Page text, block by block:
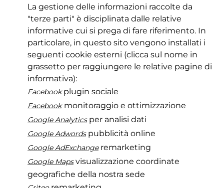
La gestione delle informazioni raccolte da
"terze parti" è disciplinata dalle relative
informative cui si prega di fare riferimento. In
particolare, in questo sito vengono installati i
seguenti cookie esterni (clicca sul nome in
grassetto per raggiungere le relative pagine di
informativa):
Facebookplugin sociale
Facebook monitoraggio e ottimizzazione
Google Analyticsper analisi dati
Google Adwordspubblicità online
Google AdExchangeremarketing
Google Maps visualizzazione coordinate
geografiche della nostra sede